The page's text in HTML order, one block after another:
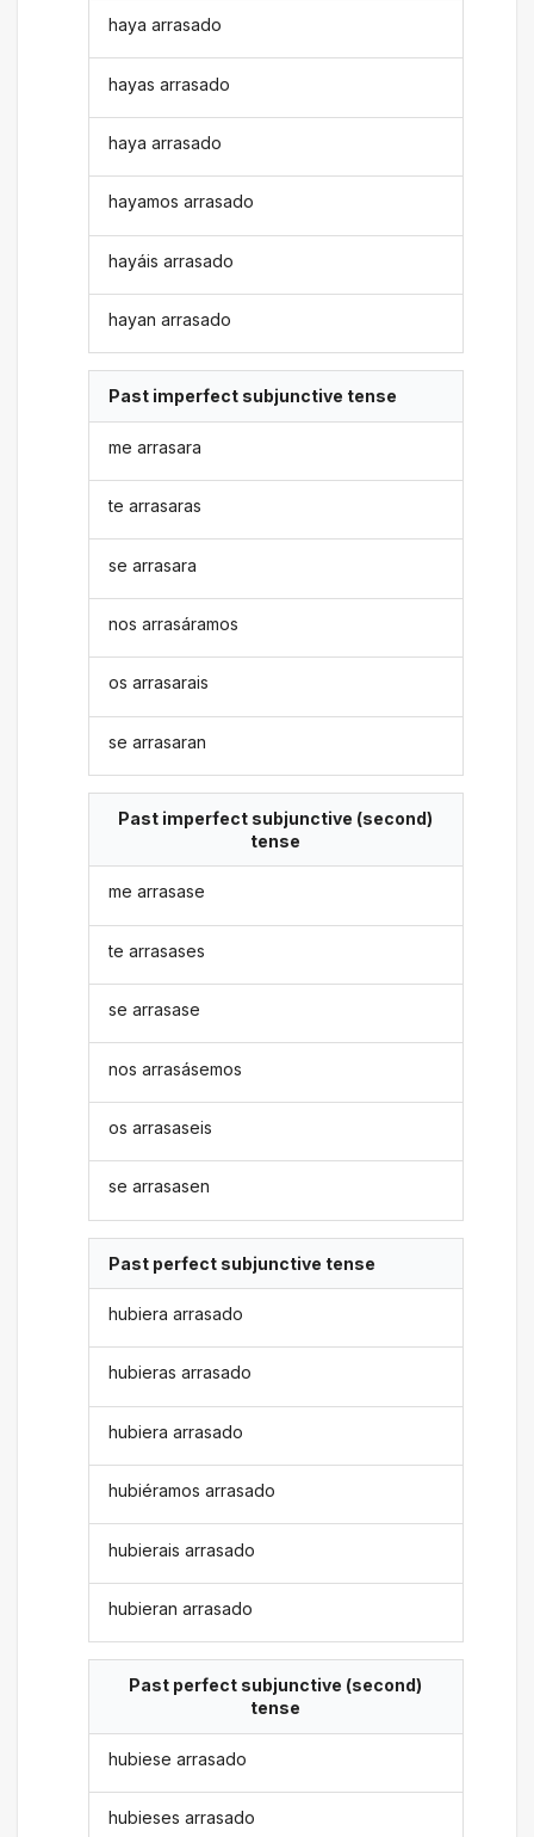
haya arrasado
hayas arrasado
haya arrasado
hayamos arrasado
hayáis arrasado
hayan arrasado
Past imperfect subjunctive tense
me arrasara
te arrasaras
se arrasara
nos arrasáramos
os arrasarais
se arrasaran
Past imperfect subjunctive (second)
tense
me arrasase
te arrasases
se arrasase
nos arrasásemos
os arrasaseis
se arrasasen
Past perfect subjunctive tense
hubiera arrasado
hubieras arrasado
hubiera arrasado
hubiéramos arrasado
hubierais arrasado
hubieran arrasado
Past perfect subjunctive (second)
tense
hubiese arrasado
hubieses arrasado